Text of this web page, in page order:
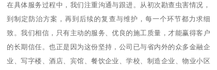
在具体服务过程中，我们注重沟通与跟进。从初次勘查虫害情况，
到制定防治方案，再到后续的复查与维护，每一个环节都力求细
致。我们相信，只有主动的服务、优良的施工质量，才能赢得客户
的长期信任。也正是因为这份坚持，公司已与省内外的众多金融企
业、写字楼、酒店、宾馆、餐饮企业、学校、制造企业、物业小区